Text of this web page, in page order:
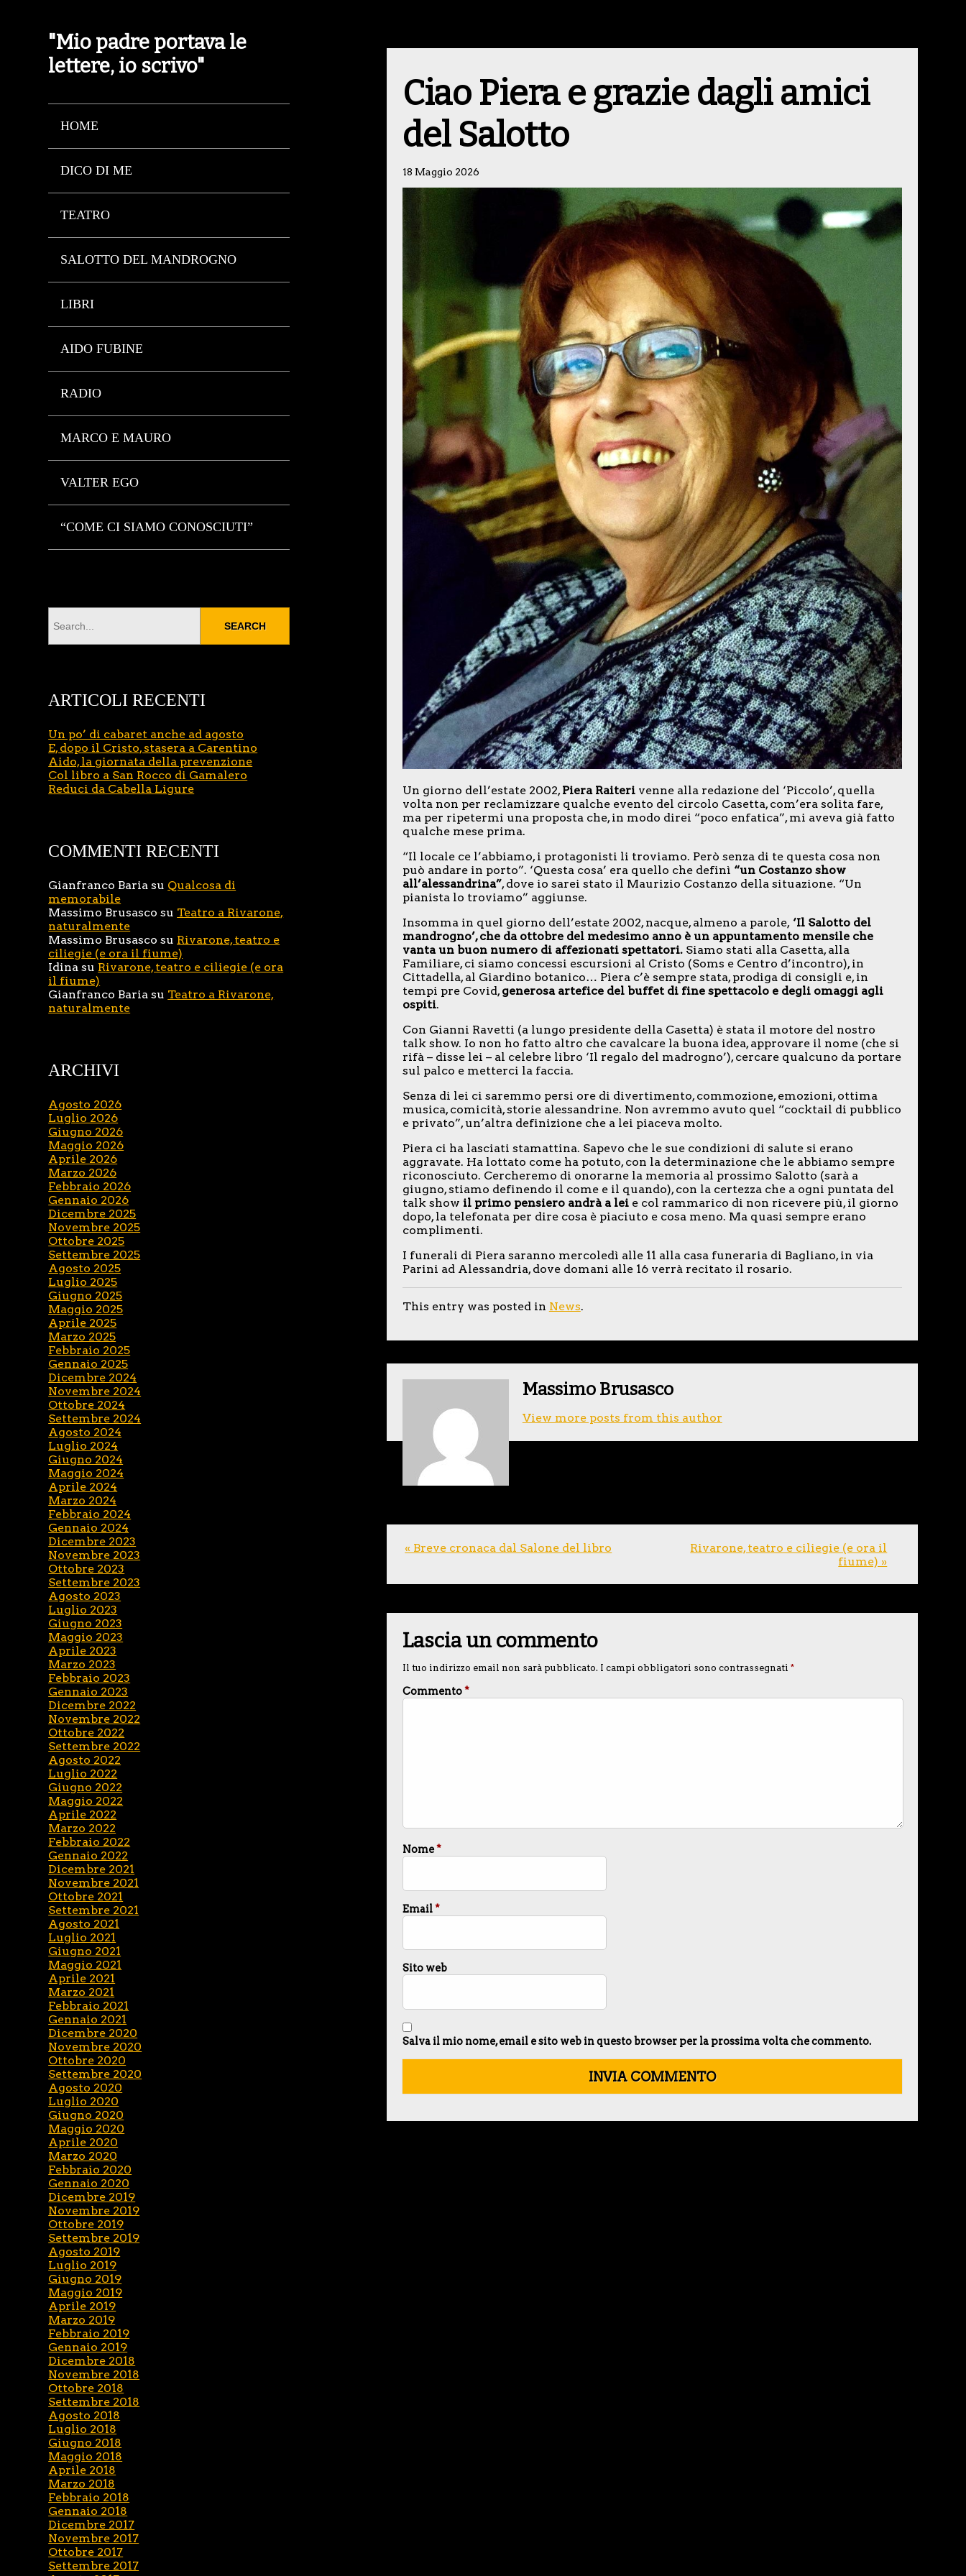
"Mio padre portava le
lettere, io scrivo"
HOME
DICO DI ME
TEATRO
SALOTTO DEL MANDROGNO
LIBRI
AIDO FUBINE
RADIO
MARCO E MAURO
VALTER EGO
“COME CI SIAMO CONOSCIUTI”
Ciao Piera e grazie dagli amici
del Salotto
18 Maggio 2026
Un giorno dell’estate 2002,Piera Raiterivenne alla redazione del ‘Piccolo’, quella
volta non per reclamizzare qualche evento del circolo Casetta, com’era solita fare,
ma per ripetermi una proposta che, in modo direi “poco enfatica”, mi aveva già fatto
qualche mese prima.
“Il locale ce l’abbiamo, i protagonisti li troviamo. Però senza di te questa cosa non
può andare in porto”. ‘Questa cosa’ era quello che definì “un Costanzo show
all’alessandrina”, dove io sarei stato il Maurizio Costanzo della situazione. “Un
pianista lo troviamo” aggiunse.
Insomma in quel giorno dell’estate 2002, nacque, almeno a parole,‘Il Salotto del
mandrogno’, che da ottobre del medesimo anno è un appuntamento mensile che
vanta un buon numero di affezionati spettatori. Siamo stati alla Casetta, alla
Familiare, ci siamo concessi escursioni al Cristo (Soms e Centro d’incontro), in
Cittadella, al Giardino botanico… Piera c’è sempre stata, prodiga di consigli e, in
tempi pre Covid,generosa artefice del buffet di fine spettacolo e degli omaggi agli
ospiti.
Con Gianni Ravetti (a lungo presidente della Casetta) è stata il motore del nostro
talk show. Io non ho fatto altro che cavalcare la buona idea, approvare il nome (che si
rifà – disse lei – al celebre libro ‘Il regalo del madrogno’), cercare qualcuno da portare
sul palco e metterci la faccia.
Senza di lei ci saremmo persi ore di divertimento, commozione, emozioni, ottima
musica, comicità, storie alessandrine. Non avremmo avuto quel “cocktail di pubblico
e privato”, un’altra definizione che a lei piaceva molto.
Piera ci ha lasciati stamattina. Sapevo che le sue condizioni di salute si erano
aggravate. Ha lottato come ha potuto, con la determinazione che le abbiamo sempre
riconosciuto. Cercheremo di onorarne la memoria al prossimo Salotto (sarà a
giugno, stiamo definendo il come e il quando), con la certezza che a ogni puntata del
talk show il primo pensiero andrà a leie col rammarico di non ricevere più, il giorno
dopo, la telefonata per dire cosa è piaciuto e cosa meno. Ma quasi sempre erano
complimenti.
I funerali di Piera saranno mercoledì alle 11 alla casa funeraria di Bagliano, in via
Parini ad Alessandria, dove domani alle 16 verrà recitato il rosario.
This entry was posted in News.
Massimo Brusasco
View more posts from this author
« Breve cronaca dal Salone del libro
Rivarone, teatro e ciliegie (e ora il
fiume) »
Lascia un commento
Il tuo indirizzo email non sarà pubblicato. I campi obbligatori sono contrassegnati *
Commento*
Nome*
Email*
Sito web
Salva il mio nome, email e sito web in questo browser per la prossima volta che commento.
ARTICOLI RECENTI
Un po’ di cabaret anche ad agosto
E, dopo il Cristo, stasera a Carentino
Aido, la giornata della prevenzione
Col libro a San Rocco di Gamalero
Reduci da Cabella Ligure
COMMENTI RECENTI
Gianfranco Baria su Qualcosa di
memorabile
Massimo Brusasco su Teatro a Rivarone,
naturalmente
Massimo Brusasco su Rivarone, teatro e
ciliegie (e ora il fiume)
Idina su Rivarone, teatro e ciliegie (e ora
il fiume)
Gianfranco Baria su Teatro a Rivarone,
naturalmente
ARCHIVI
Agosto 2026
Luglio 2026
Giugno 2026
Maggio 2026
Aprile 2026
Marzo 2026
Febbraio 2026
Gennaio 2026
Dicembre 2025
Novembre 2025
Ottobre 2025
Settembre 2025
Agosto 2025
Luglio 2025
Giugno 2025
Maggio 2025
Aprile 2025
Marzo 2025
Febbraio 2025
Gennaio 2025
Dicembre 2024
Novembre 2024
Ottobre 2024
Settembre 2024
Agosto 2024
Luglio 2024
Giugno 2024
Maggio 2024
Aprile 2024
Marzo 2024
Febbraio 2024
Gennaio 2024
Dicembre 2023
Novembre 2023
Ottobre 2023
Settembre 2023
Agosto 2023
Luglio 2023
Giugno 2023
Maggio 2023
Aprile 2023
Marzo 2023
Febbraio 2023
Gennaio 2023
Dicembre 2022
Novembre 2022
Ottobre 2022
Settembre 2022
Agosto 2022
Luglio 2022
Giugno 2022
Maggio 2022
Aprile 2022
Marzo 2022
Febbraio 2022
Gennaio 2022
Dicembre 2021
Novembre 2021
Ottobre 2021
Settembre 2021
Agosto 2021
Luglio 2021
Giugno 2021
Maggio 2021
Aprile 2021
Marzo 2021
Febbraio 2021
Gennaio 2021
Dicembre 2020
Novembre 2020
Ottobre 2020
Settembre 2020
Agosto 2020
Luglio 2020
Giugno 2020
Maggio 2020
Aprile 2020
Marzo 2020
Febbraio 2020
Gennaio 2020
Dicembre 2019
Novembre 2019
Ottobre 2019
Settembre 2019
Agosto 2019
Luglio 2019
Giugno 2019
Maggio 2019
Aprile 2019
Marzo 2019
Febbraio 2019
Gennaio 2019
Dicembre 2018
Novembre 2018
Ottobre 2018
Settembre 2018
Agosto 2018
Luglio 2018
Giugno 2018
Maggio 2018
Aprile 2018
Marzo 2018
Febbraio 2018
Gennaio 2018
Dicembre 2017
Novembre 2017
Ottobre 2017
Settembre 2017